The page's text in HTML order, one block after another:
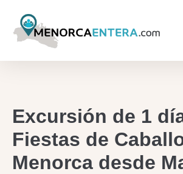
Excursión de 1
Fiestas de
Menorca desde